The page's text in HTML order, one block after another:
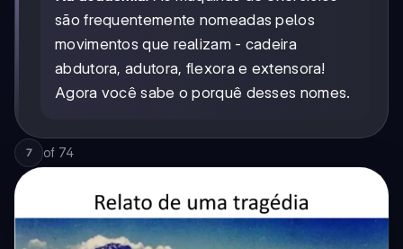
são frequentemente nomeadas pelos
movimentos que realizam - cadeira
abdutora, adutora, flexora e extensora!
Agora você sabe o porquê desses nomes.
7 of 74